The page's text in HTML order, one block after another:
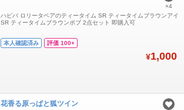
ハピバ ロリータベアのティータイム SR ティータイムブラウンアイ
SR ティータイムブラウンボブ 2点セット 即購入可
本人確認済み 評価 100+
¥1,000
×4
花香る原っぱと狐ツイン